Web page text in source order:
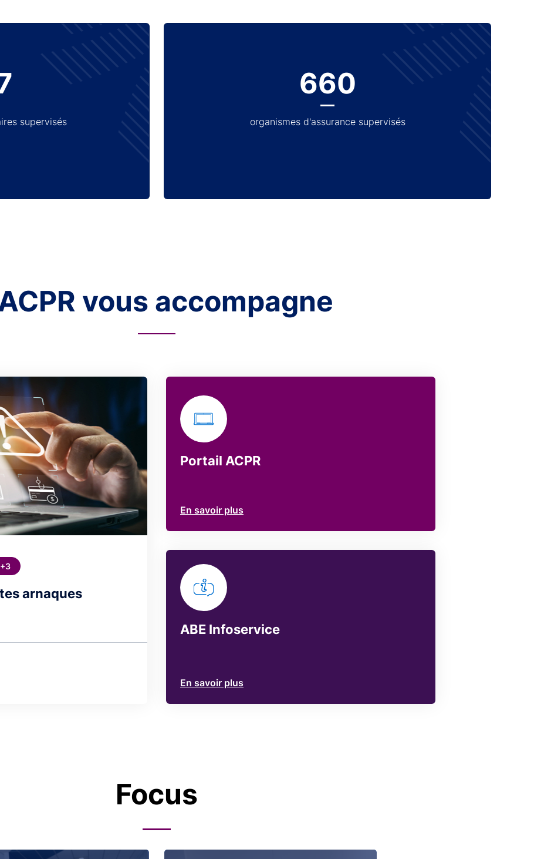
supervisés
660
organismes d'assurance supervisés
vous accompagne
arnaques
+3
Portail ACPR
En savoir plus
ABE Infoservice
En savoir plus
Focus